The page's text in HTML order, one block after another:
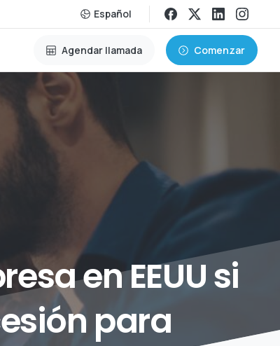
Español
Agendar llamada Comenzar
enEEUUsi
para